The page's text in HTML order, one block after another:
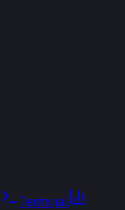
Terminal